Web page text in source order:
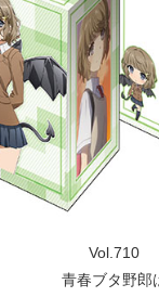
Vol.710
青春ブタ野郎